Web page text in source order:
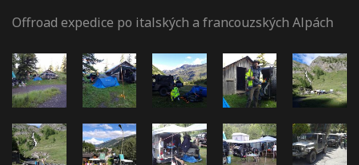
Offroad expedice po italských a francouzských Alpách